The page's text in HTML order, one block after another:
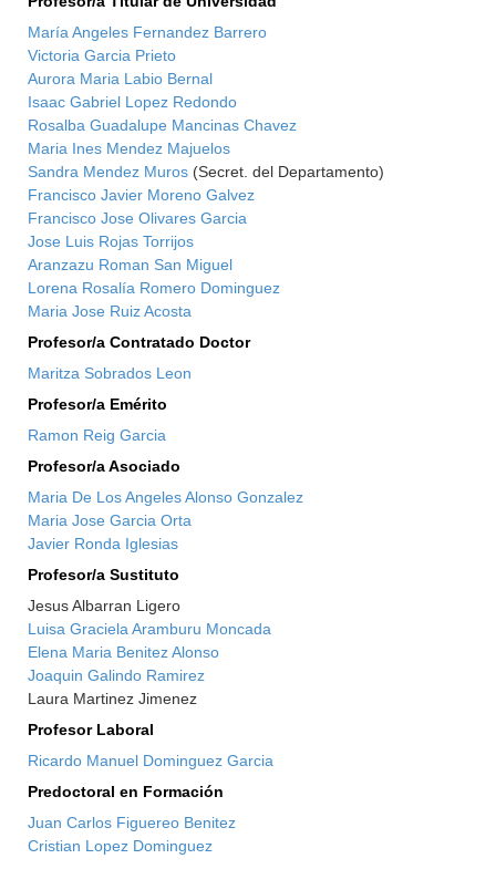
María Angeles Fernandez Barrero
Victoria Garcia Prieto
Aurora Maria Labio Bernal
Isaac Gabriel Lopez Redondo
Rosalba Guadalupe Mancinas Chavez
Maria Ines Mendez Majuelos
Sandra Mendez Muros (Secret. del Departamento)
Francisco Javier Moreno Galvez
Francisco Jose Olivares Garcia
Jose Luis Rojas Torrijos
Aranzazu Roman San Miguel
Lorena Rosalía Romero Dominguez
Maria Jose Ruiz Acosta
Profesor/a Contratado Doctor
Maritza Sobrados Leon
Profesor/a Emérito
Ramon Reig Garcia
Profesor/a Asociado
Maria De Los Angeles Alonso Gonzalez
Maria Jose Garcia Orta
Javier Ronda Iglesias
Profesor/a Sustituto
Jesus Albarran Ligero
Luisa Graciela Aramburu Moncada
Elena Maria Benitez Alonso
Joaquin Galindo Ramirez
Laura Martinez Jimenez
Profesor Laboral
Ricardo Manuel Dominguez Garcia
Predoctoral en Formación
Juan Carlos Figuereo Benitez
Cristian Lopez Dominguez